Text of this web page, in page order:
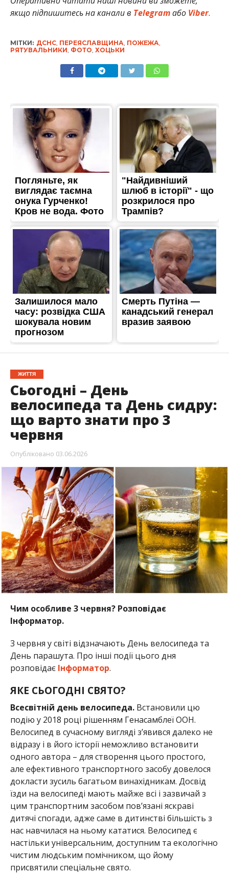
якщо підпишитесь на канали в Telegramабо Viber.
МІТКИ: ДСНС, ПЕРЕЯСЛАВЩИНА ПОЖЕЖА
РЯТУВАЛЬНИКИ ФОТО ХОЦЬКИ
ЖИТТЯ
Сьогодні – День
велосипеда та День сидру:
що варто знати про 3
червня
Опубліковано 03.06.2026
Чим особливе 3 червня? Розповідає
Інформатор.
3 червня у світі відзначають День велосипеда та
День парашута. Про інші події цього дня
розповідає Інформатор.
ЯКЕ СЬОГОДНІ СВЯТО?
Всесвітній день велосипеда. Встановили цю
подію у 2018 році рішенням Генасамблеї ООН.
Велосипед в сучасному вигляді з’явився далеко не
відразу і в його історії неможливо встановити
одного автора – для створення цього простого,
але ефективного транспортного засобу довелося
докласти зусиль багатьом винахідникам. Досвід
їзди на велосипеді мають майже всі і зазвичай з
цим транспортним засобом пов’язані яскраві
дитячі спогади, адже саме в дитинстві більшість з
нас навчилася на ньому кататися. Велосипед є
настільки універсальним, доступним та екологічно
чистим людським помічником, що йому
присвятили спеціальне свято.